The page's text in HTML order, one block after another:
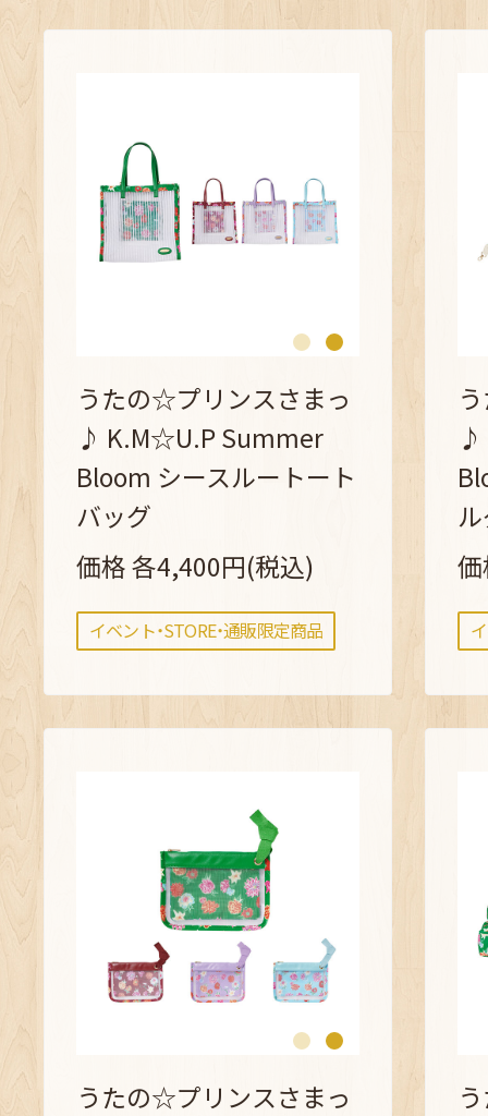
うたの☆プリンスさまっ
♪ K.M☆U.P Summer
Bloom シースルートート
バッグ
価格 各4,400円(税込)
イベント・STORE・通販限定商品
♪
うたの☆プリンスさまっ